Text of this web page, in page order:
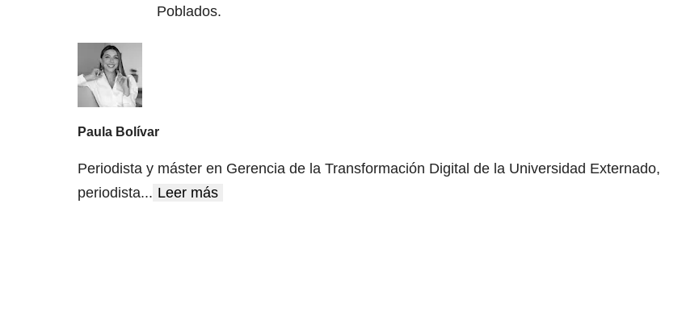
Poblados.
Paula Bolívar
Periodista y máster en Gerencia de la Transformación Digital de la Universidad Externado,
periodista... Leer más